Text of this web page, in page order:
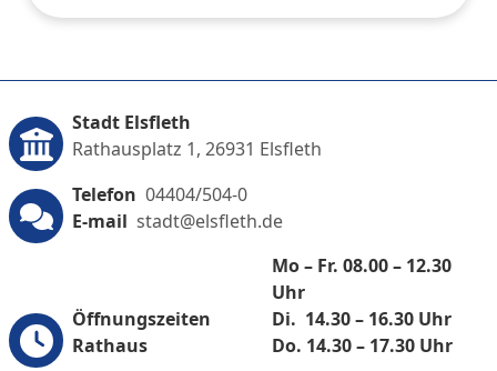
Stadt Elsfleth
Rathausplatz 1, 26931 Elsfleth
Telefon 04404/504-0
E-mail stadt@elsfleth.de
Öffnungszeiten
Rathaus
Mo – Fr. 08.00 – 12.30
Uhr
Di. 14.30 – 16.30 Uhr
Do. 14.30 – 17.30 Uhr